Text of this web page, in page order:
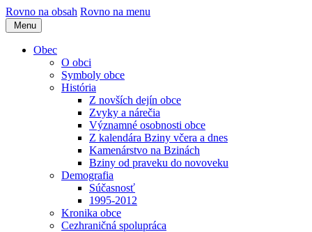
Rovno na obsah Rovno na menu
Menu
Obec
O obci
Symboly obce
História
Z novších dejín obce
Zvyky a nárečia
Významné osobnosti obce
Z kalendára Bziny včera a dnes
Kamenárstvo na Bzinách
Bziny od praveku do novoveku
Demografia
Súčasnosť
1995-2012
Kronika obce
Cezhraničná spolupráca